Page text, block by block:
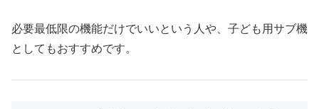
必要最低限の機能だけでいいという人や、子ども用サブ機
としてもおすすめです。